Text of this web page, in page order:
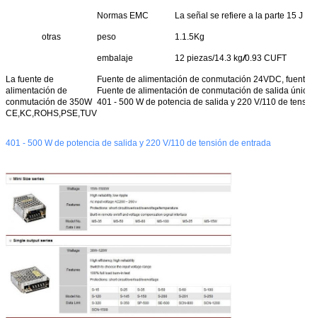
Normas EMC La señal se refiere a la parte 15 J
otras peso 1.1.5Kg
embalaje 12 piezas/14.3 kg/0.93 CUFT
La fuente de
alimentación de
conmutación de 350W
CE,KC,ROHS,PSE,TUV
Fuente de alimentación de conmutación 24VDC, fuente
Fuente de alimentación de conmutación de salida única
401 - 500 W de potencia de salida y 220 V/110 de
401 - 500 W de potencia de salida y 220 V/110 de tensión de entrada